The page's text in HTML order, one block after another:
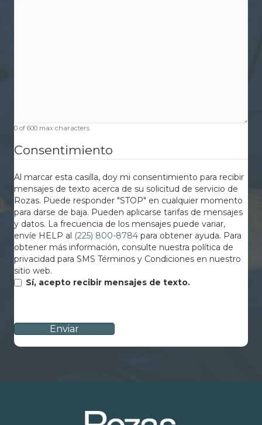
0 of 600 max characters
Consentimiento
Al marcar esta casilla, doy mi consentimiento para recibir
mensajes de texto acerca de su solicitud de servicio de
Rozas. Puede responder "STOP" en cualquier momento
para darse de baja. Pueden aplicarse tarifas de mensajes
y datos. La frecuencia de los mensajes puede variar,
envíe HELP al (225) 800-8784 para obtener ayuda. Para
obtener más información, consulte nuestra política de
privacidad para SMS Términos y Condiciones en nuestro
sitio web.
Sí, acepto recibir mensajes de texto.